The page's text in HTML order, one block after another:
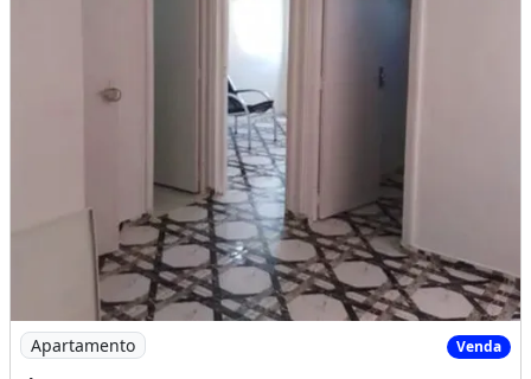
Imagem: Ótimo Apto de 02 Quartos, Próx Ao Hospital
Apartamento Venda